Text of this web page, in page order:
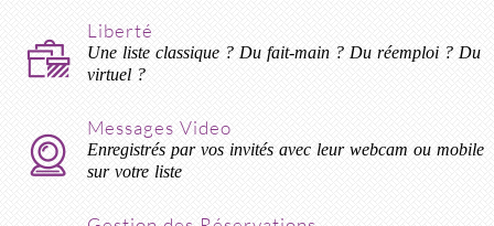
Liberté
Une liste classique ? Du fait-main ? Du réemploi ? Du
virtuel ?
Messages Video
Enregistrés par vos invités avec leur webcam ou mobile
sur votre liste